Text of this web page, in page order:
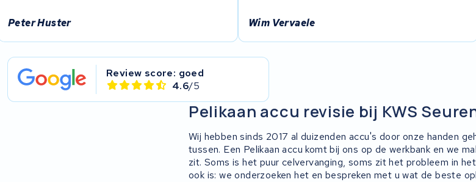
Life&Mobility
Derby cycle
Peter Huster Wim Vervaele
Review score: goed
4.6/5
Pelikaan accu revisie bij KWS
Wij hebben sinds 2017 al duizenden accu's door onze handen
tussen. Een Pelikaan accu komt bij ons op de werkbank en we
zit. Soms is het puur celvervanging, soms zit het probleem in
ook is: we onderzoeken het en bespreken met u wat de beste